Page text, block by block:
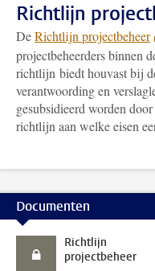
Richtlijn
DeRichtlijn projectbeheer
projectbeheerders binnen
richtlijn biedt houvast bij
verantwoording en
gesubsidieerd worden
richtlijn aan welke eisen
Documenten
Richtlijn
projectbeheer